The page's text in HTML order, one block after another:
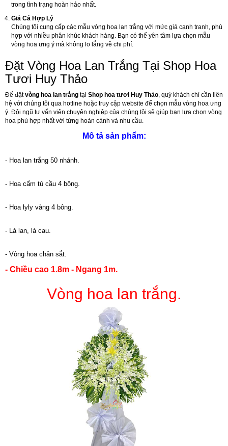
trong tình trạng hoàn hảo nhất.
Giá Cả Hợp Lý
Chúng tôi cung cấp các mẫu vòng hoa lan trắng với mức giá cạnh tranh, phù
hợp với nhiều phân khúc khách hàng. Bạn có thể yên tâm lựa chọn mẫu
vòng hoa ưng ý mà không lo lắng về chi phí.
Đặt Vòng Hoa Lan Trắng Tại Shop Hoa
Tươi Huy Thảo
Để đặtvòng hoa lan trắng tại Shop hoa tươi Huy Thảo, quý khách chỉ cần liên
hệ với chúng tôi qua hotline hoặc truy cập website để chọn mẫu vòng hoa ưng
ý. Đội ngũ tư vấn viên chuyên nghiệp của chúng tôi sẽ giúp bạn lựa chọn vòng
hoa phù hợp nhất với từng hoàn cảnh và nhu cầu.
Mô tả sản phẩm:
- Hoa lan trắng 50 nhánh.
- Hoa cẩm tú cầu 4 bông.
- Hoa lyly vàng 4 bông.
- Lá lan, lá cau.
- Vòng hoa chân sắt.
- Chiều cao 1.8m - Ngang 1m.
Vòng hoa lan trắng.